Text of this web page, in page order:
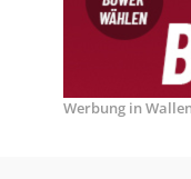
Werbung in